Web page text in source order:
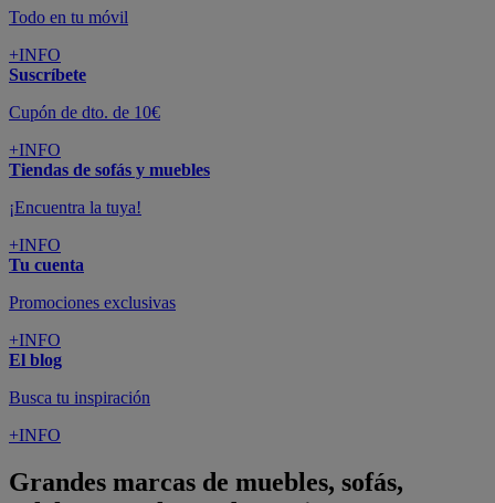
Todo en tu móvil
+INFO
Suscríbete
Cupón de dto. de 10€
+INFO
Tiendas de sofás y muebles
¡Encuentra la tuya!
+INFO
Tu cuenta
Promociones exclusivas
+INFO
El blog
Busca tu inspiración
+INFO
Grandes marcas de muebles, sofás,